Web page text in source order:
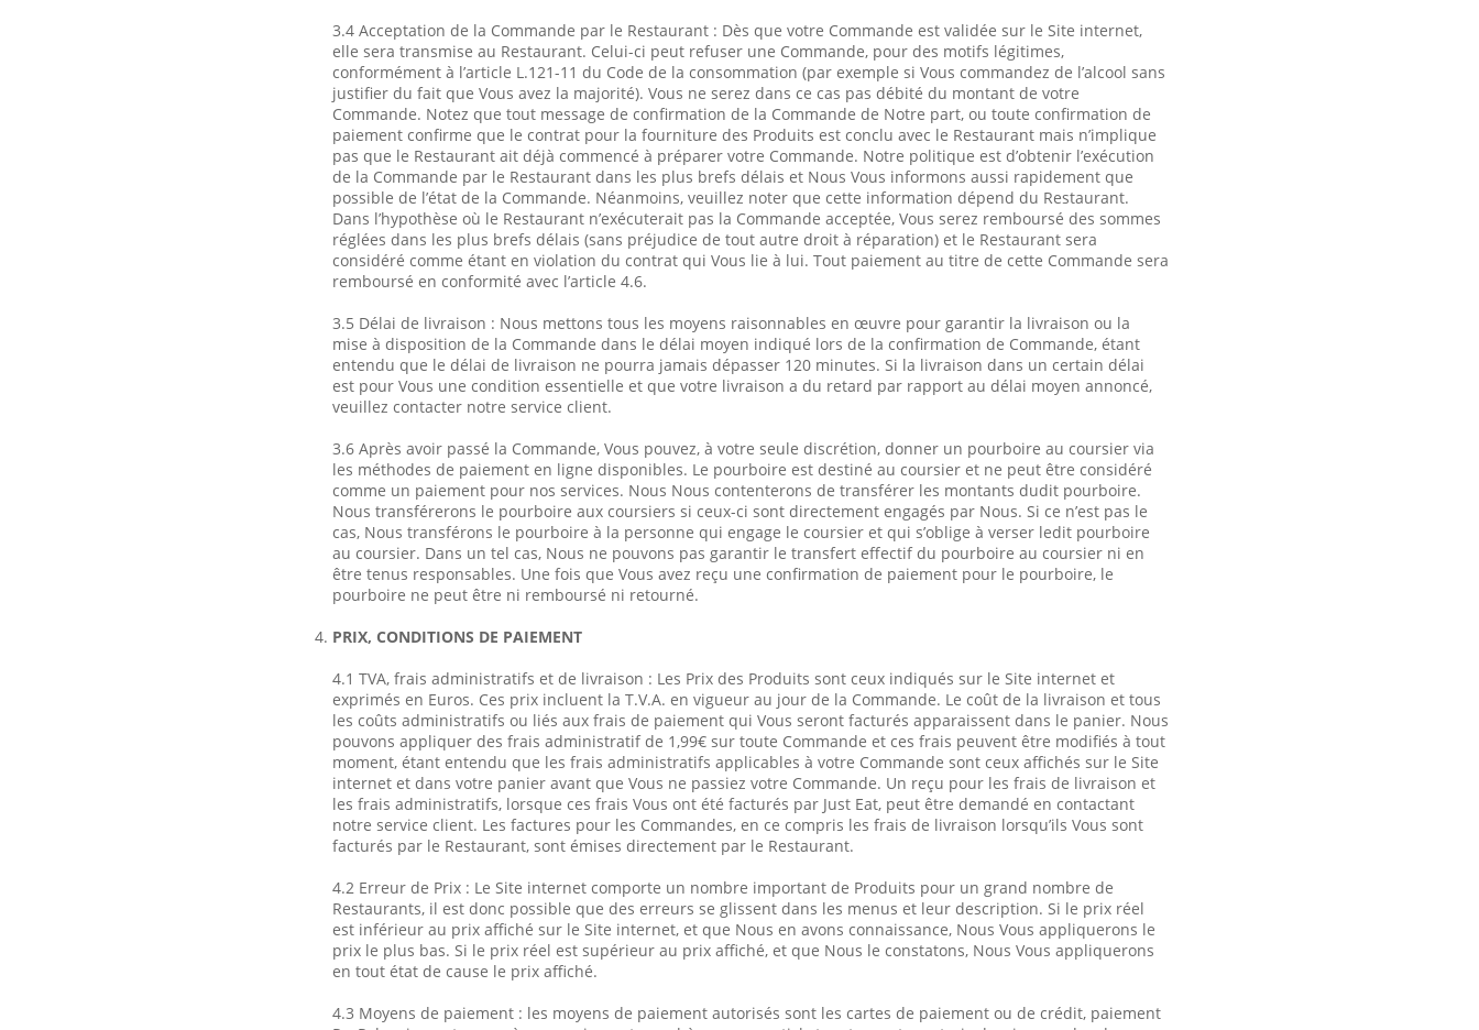
3.4 Acceptation de la Commande par le Restaurant : Dès que votre Commande est validée sur le Site internet,
elle sera transmise au Restaurant. Celui-ci peut refuser une Commande, pour des motifs légitimes,
conformément à l’article L.121-11 du Code de la consommation (par exemple si Vous commandez de l’alcool sans
justifier du fait que Vous avez la majorité). Vous ne serez dans ce cas pas débité du montant de votre
Commande. Notez que tout message de confirmation de la Commande de Notre part, ou toute confirmation de
paiement confirme que le contrat pour la fourniture des Produits est conclu avec le Restaurant mais n’implique
pas que le Restaurant ait déjà commencé à préparer votre Commande. Notre politique est d’obtenir l’exécution
de la Commande par le Restaurant dans les plus brefs délais et Nous Vous informons aussi rapidement que
possible de l’état de la Commande. Néanmoins, veuillez noter que cette information dépend du Restaurant.
Dans l’hypothèse où le Restaurant n’exécuterait pas la Commande acceptée, Vous serez remboursé des sommes
réglées dans les plus brefs délais (sans préjudice de tout autre droit à réparation) et le Restaurant sera
considéré comme étant en violation du contrat qui Vous lie à lui. Tout paiement au titre de cette Commande sera
remboursé en conformité avec l’article 4.6.
3.5 Délai de livraison : Nous mettons tous les moyens raisonnables en œuvre pour garantir la livraison ou la
mise à disposition de la Commande dans le délai moyen indiqué lors de la confirmation de Commande, étant
entendu que le délai de livraison ne pourra jamais dépasser 120 minutes. Si la livraison dans un certain délai
est pour Vous une condition essentielle et que votre livraison a du retard par rapport au délai moyen annoncé,
veuillez contacter notre service client.
3.6 Après avoir passé la Commande, Vous pouvez, à votre seule discrétion, donner un pourboire au coursier via
les méthodes de paiement en ligne disponibles. Le pourboire est destiné au coursier et ne peut être considéré
comme un paiement pour nos services. Nous Nous contenterons de transférer les montants dudit pourboire.
Nous transférerons le pourboire aux coursiers si ceux-ci sont directement engagés par Nous. Si ce n’est pas le
cas, Nous transférons le pourboire à la personne qui engage le coursier et qui s’oblige à verser ledit pourboire
au coursier. Dans un tel cas, Nous ne pouvons pas garantir le transfert effectif du pourboire au coursier ni en
être tenus responsables. Une fois que Vous avez reçu une confirmation de paiement pour le pourboire, le
pourboire ne peut être ni remboursé ni retourné.
PRIX, CONDITIONS DE PAIEMENT
4.1 TVA, frais administratifs et de livraison : Les Prix des Produits sont ceux indiqués sur le Site internet et
exprimés en Euros. Ces prix incluent la T.V.A. en vigueur au jour de la Commande. Le coût de la livraison et tous
les coûts administratifs ou liés aux frais de paiement qui Vous seront facturés apparaissent dans le panier. Nous
pouvons appliquer des frais administratif de 1,99€ sur toute Commande et ces frais peuvent être modifiés à tout
moment, étant entendu que les frais administratifs applicables à votre Commande sont ceux affichés sur le Site
internet et dans votre panier avant que Vous ne passiez votre Commande. Un reçu pour les frais de livraison et
les frais administratifs, lorsque ces frais Vous ont été facturés par Just Eat, peut être demandé en contactant
notre service client. Les factures pour les Commandes, en ce compris les frais de livraison lorsqu’ils Vous sont
facturés par le Restaurant, sont émises directement par le Restaurant.
4.2 Erreur de Prix : Le Site internet comporte un nombre important de Produits pour un grand nombre de
Restaurants, il est donc possible que des erreurs se glissent dans les menus et leur description. Si le prix réel
est inférieur au prix affiché sur le Site internet, et que Nous en avons connaissance, Nous Vous appliquerons le
prix le plus bas. Si le prix réel est supérieur au prix affiché, et que Nous le constatons, Nous Vous appliquerons
en tout état de cause le prix affiché.
4.3 Moyens de paiement : les moyens de paiement autorisés sont les cartes de paiement ou de crédit, paiement